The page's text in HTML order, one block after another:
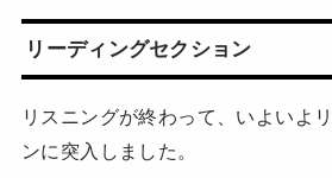
リーディングセクション
リスニングが終わって、いよいよ
ンに突入しました。